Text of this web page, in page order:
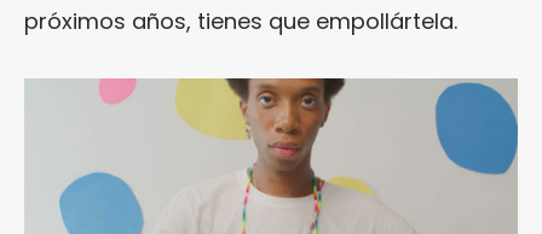
próximos años, tienes que empollártela.